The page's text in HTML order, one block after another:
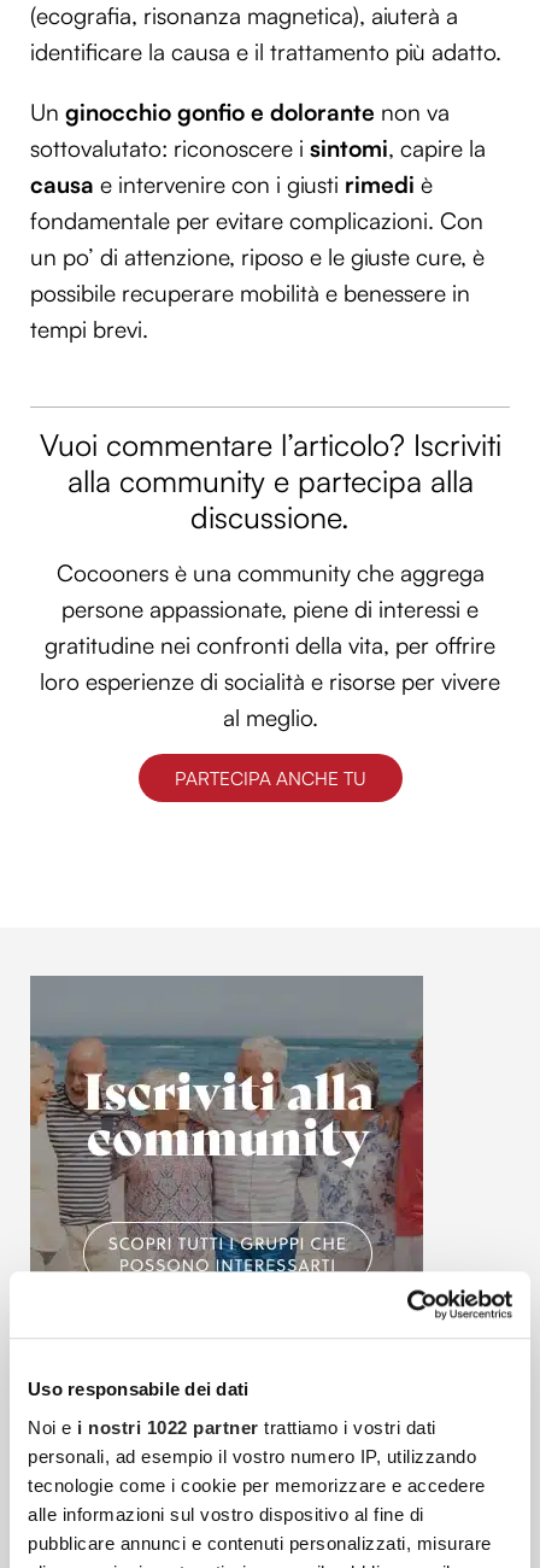
Uso responsabile dei dati
Noi e i nostri 1022 partner trattiamo i vostri dati
personali, ad esempio il vostro numero IP, utilizzando
tecnologie come i cookie per memorizzare e accedere
alle informazioni sul vostro dispositivo al fine di
pubblicare annunci e contenuti personalizzati, misurare
(ecografia, risonanza magnetica), aiuterà a
identificare la causa e il trattamento più adatto.
Un ginocchio gonfio e dolorante non va
sottovalutato: riconoscere i sintomi, capire la
causa e intervenire con i giusti rimedi è
fondamentale per evitare complicazioni. Con
un po’ di attenzione, riposo e le giuste cure, è
possibile recuperare mobilità e benessere in
tempi brevi.
Vuoi commentare l’articolo? Iscriviti
alla community e partecipa alla
discussione.
Cocooners è una community che aggrega
persone appassionate, piene di interessi e
gratitudine nei confronti della vita, per offrire
loro esperienze di socialità e risorse per vivere
al meglio.
PARTECIPA ANCHE TU
Articoli più recenti
Fibrosi E Tessuto Connettivo: Quando Il Corpo
Reagisce Contro Se Stesso